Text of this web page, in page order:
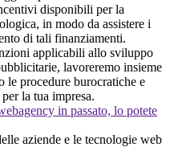
disponibili per la
in modo da assistere i
di tali finanziamenti.
applicabili allo sviluppo
lavoreremo insieme
le procedure burocratiche e
la tua impresa.
in passato, lo potete
aziende e le tecnologie web